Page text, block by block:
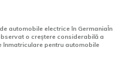
automobile electrice în GermaniaÎn
o creștere considerabilă a
înmatriculare pentru automobile